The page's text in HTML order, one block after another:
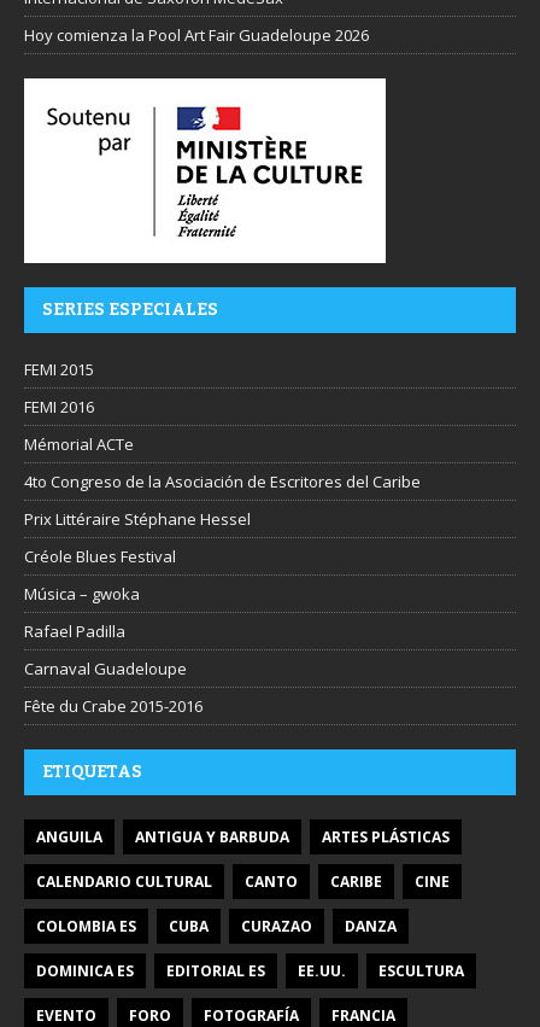
Hoy comienza la Pool Art Fair Guadeloupe 2026
SERIES ESPECIALES
FEMI 2015
FEMI 2016
Mémorial ACTe
4to Congreso de la Asociación de Escritores del Caribe
Prix Littéraire Stéphane Hessel
Créole Blues Festival
Música – gwoka
Rafael Padilla
Carnaval Guadeloupe
Fête du Crabe 2015-2016
ETIQUETAS
ANGUILA ANTIGUA Y BARBUDA ARTES PLÁSTICAS
CALENDARIO CULTURAL CANTO CARIBE CINE
COLOMBIA ES CUBA CURAZAO DANZA
DOMINICA ES EDITORIAL ES EE.UU. ESCULTURA
EVENTO FORO FOTOGRAFÍA FRANCIA